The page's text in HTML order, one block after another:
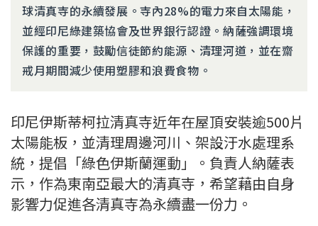
球清真寺的永續發展。寺內28%的電力來自太陽能，
並經印尼綠建築協會及世界銀行認證。納薩強調環境
保護的重要，鼓勵信徒節約能源、清理河道，並在齋
戒月期間減少使用塑膠和浪費食物。
印尼伊斯蒂柯拉清真寺近年在屋頂安裝逾500片
太陽能板，並清理周邊河川、架設汙水處理系
統，提倡「綠色伊斯蘭運動」。負責人納薩表
示，作為東南亞最大的清真寺，希望藉由自身
影響力促進各清真寺為永續盡一份力。